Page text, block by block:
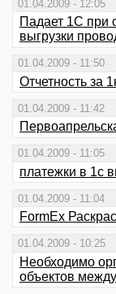
01.04.2009 - 12:05
Падает 1С при
выгрузки
01.04.2009 - 11:50
Отчетность за
01.04.2009 - 11:42
01.04.2009 - 11:05
платежки в 1с
01.04.2009 - 11:04
FormEx
01.04.2009 - 10:25
Необходимо
объектов